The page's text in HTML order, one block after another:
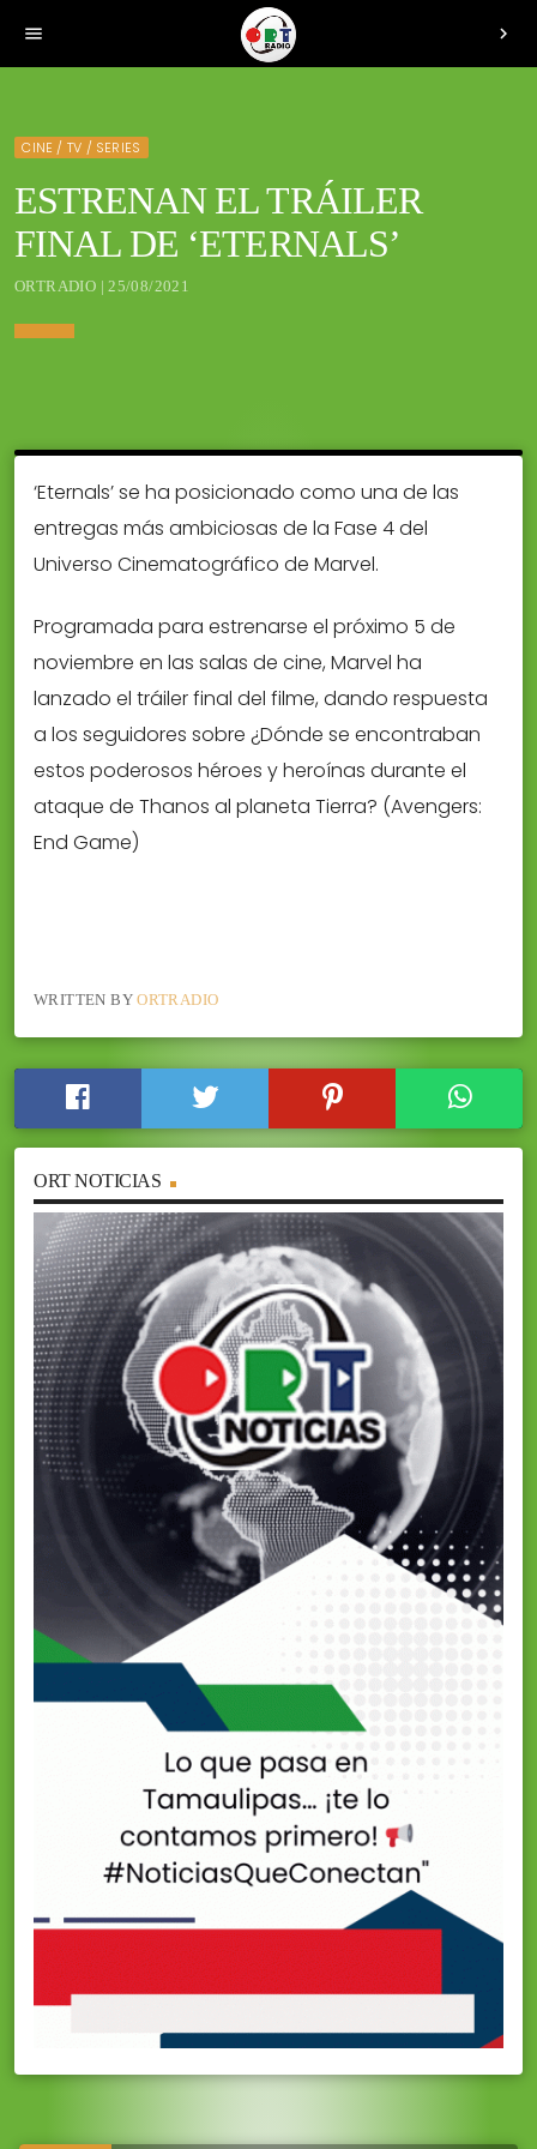
menu chevron_right
CINE / TV / SERIES
ESTRENAN EL TRÁILER
FINAL DE ‘ETERNALS’
ORTRADIO | 25/08/2021
‘Eternals’ se ha posicionado como una de las
entregas más ambiciosas de la Fase 4 del
Universo Cinematográfico de Marvel.
Programada para estrenarse el próximo 5 de
noviembre en las salas de cine, Marvel ha
lanzado el tráiler final del filme, dando respuesta
a los seguidores sobre ¿Dónde se encontraban
estos poderosos héroes y heroínas durante el
ataque de Thanos al planeta Tierra? (Avengers:
End Game)
WRITTEN BYORTRADIO
ORT NOTICIAS